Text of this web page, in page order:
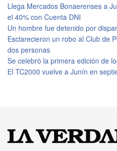
Llega Mercados Bonaerenses a
el 40% con Cuenta DNI
Un hombre fue detenido por
Esclarecieron un robo al Club de
dos personas
Se celebró la primera edición de
El TC2000 vuelve a Junín en